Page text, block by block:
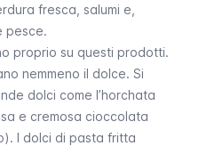
fresca, salumi e,
pesce.
proprio su questi prodotti.
nemmeno il dolce. Si
dolci come l’horchata
e cremosa cioccolata
I dolci di pasta fritta